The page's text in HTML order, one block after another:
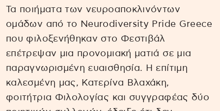
Τα ποιήματα των νευροαποκλινόντων
ομάδων από το Neurodiversity Pride Greece
που φιλοξενήθηκαν στο Φεστιβάλ
επέτρεψαν μια προνομιακή ματιά σε μια
παραγνωρισμένη ευαισθησία. Η επίτιμη
καλεσμένη μας, Κατερίνα Βλαχάκη,
φοιτήτρια Φιλολογίας και συγγραφέας δύο